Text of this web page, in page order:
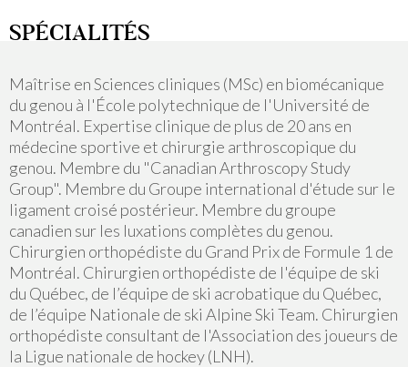
SPÉCIALITÉS
Maîtrise en Sciences cliniques (MSc) en biomécanique
du genou à l'École polytechnique de l'Université de
Montréal. Expertise clinique de plus de 20 ans en
médecine sportive et chirurgie arthroscopique du
genou. Membre du "Canadian Arthroscopy Study
Group". Membre du Groupe international d'étude sur le
ligament croisé postérieur. Membre du groupe
canadien sur les luxations complètes du genou.
Chirurgien orthopédiste du Grand Prix de Formule 1 de
Montréal. Chirurgien orthopédiste de l'équipe de ski
du Québec, de l’équipe de ski acrobatique du Québec,
de l’équipe Nationale de ski Alpine Ski Team. Chirurgien
orthopédiste consultant de l'Association des joueurs de
la Ligue nationale de hockey (LNH).